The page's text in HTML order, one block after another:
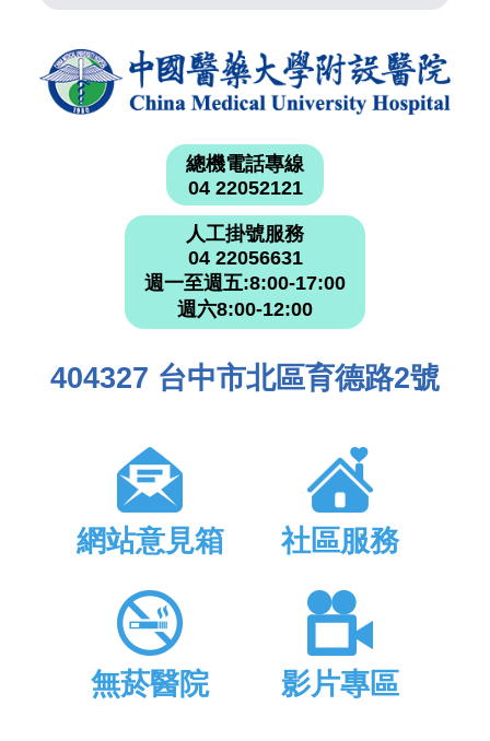
總機電話專線
04 22052121
人工掛號服務
04 22056631
週一至週五:8:00-17:00
週六8:00-12:00
404327 台中市北區育德路2號
網站意見箱 社區服務
無菸醫院 影片專區